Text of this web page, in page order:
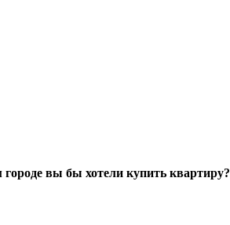
вы бы хотели купить квартиру?